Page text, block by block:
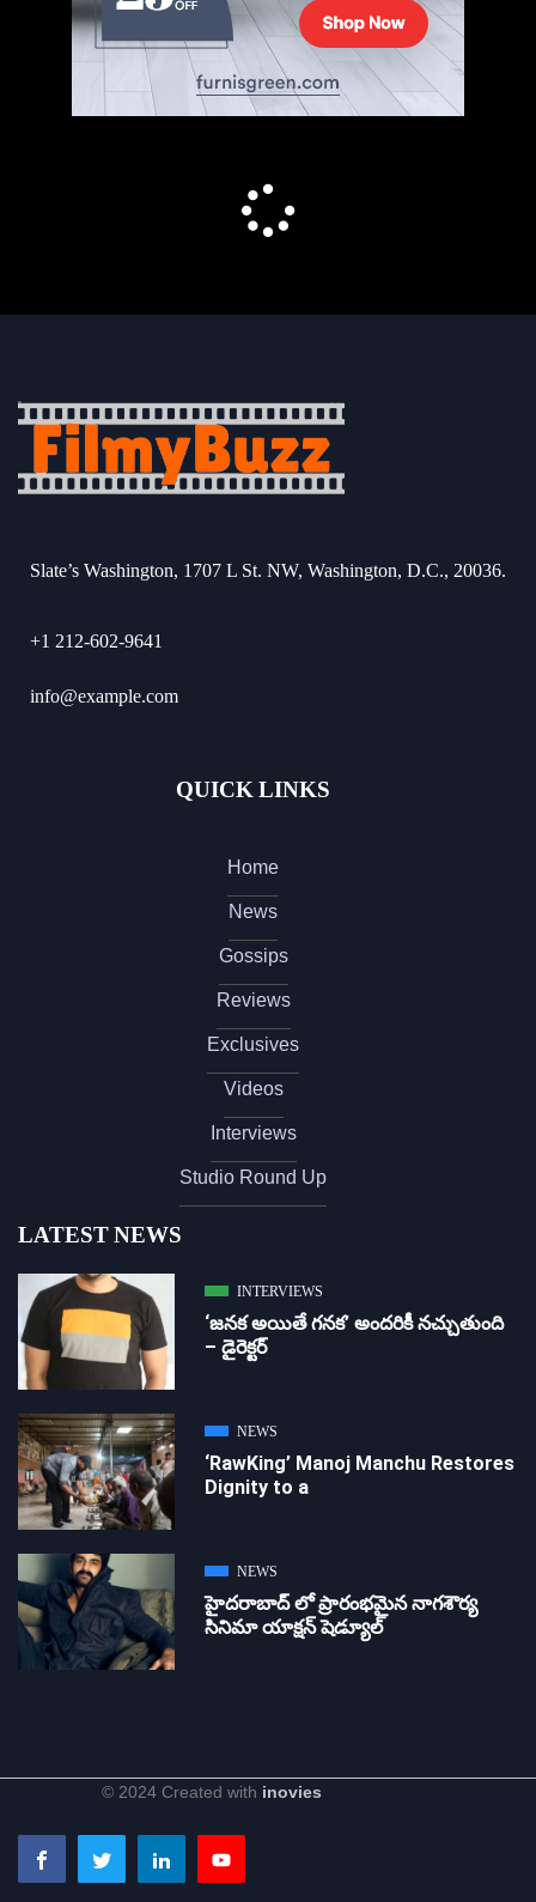
Slate’s Washington, 1707 L St. NW, Washington, D.C., 20036.
+1 212-602-9641
info@example.com
QUICK LINKS
Home
News
Gossips
Reviews
Exclusives
Videos
Interviews
Studio Round Up
LATEST NEWS
INTERVIEWS
‘జ‌న‌క అయితే గ‌న‌క‌’ అందరికీ నచ్చుతుంది
– డైరెక్ట‌ర్
NEWS
‘RawKing’ Manoj Manchu Restores
Dignity to a
NEWS
హైదరాబాద్ లో ప్రారంభమైన నాగశౌర్య
సినిమా యాక్షన్ షెడ్యూల్
© 2024 Created with inovies